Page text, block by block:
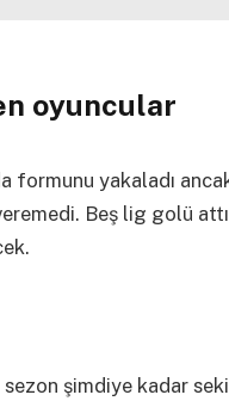
oyuncular
yakaladı ancak
Beş lig golü
şimdiye kadar